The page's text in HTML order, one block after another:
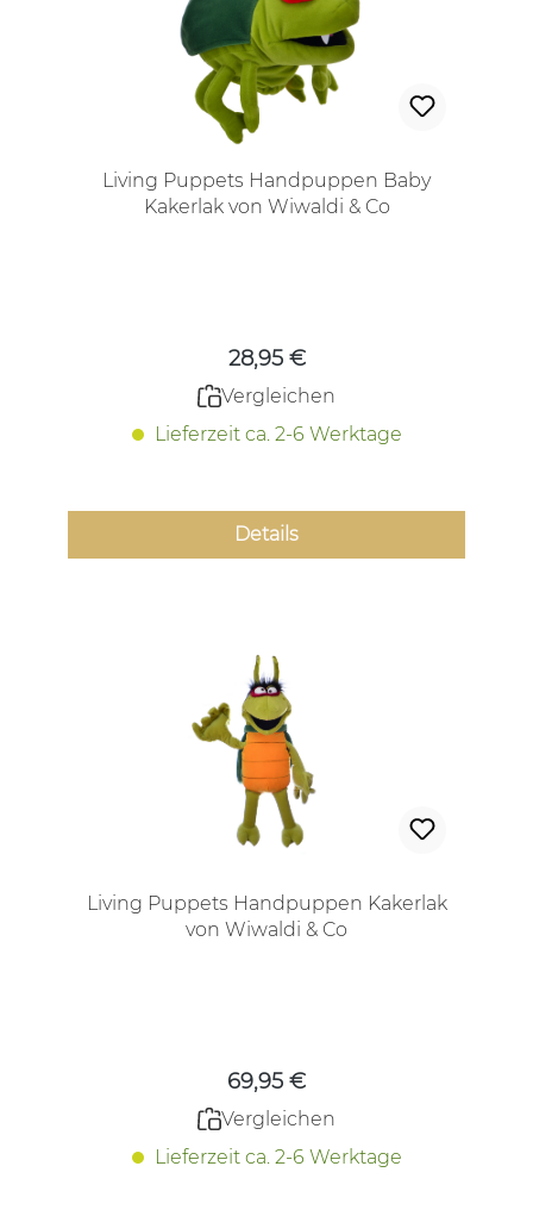
Living Puppets Handpuppen Baby
Kakerlak von Wiwaldi & Co
28,95 €
Vergleichen
Lieferzeit ca. 2-6 Werktage
Details
Living Puppets Handpuppen Kakerlak
von Wiwaldi & Co
69,95 €
Vergleichen
Lieferzeit ca. 2-6 Werktage